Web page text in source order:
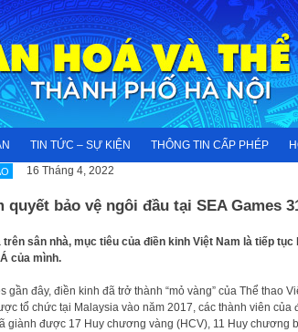
TIN TỨC – SỰ KIỆN THÔNG TIN CẤP PHÉP
16 Tháng 4, 2022
bảo vệ ngôi đầu tại SEA Games
trên sân nhà, mục tiêu của điền kinh Việt Nam là tiếp tục
của mình.
gần đây, điền kinh đã trở thành “mỏ vàng” của Thể thao
tổ chức tại Malaysia vào năm 2017, các thành viên của
giành được 17 Huy chương vàng (HCV), 11 Huy chương